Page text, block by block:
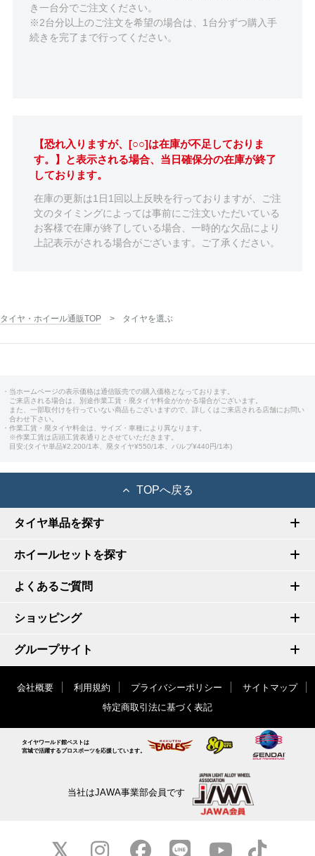
き一台分でご注文ください。
※2台分以上のご注文を希望の場合は、1台分ずつ購入手
続きを完了まで行ってください。
【恐れ入りますが、[○○]は在庫が不足しておりま
す。】と表示される場合、当日確保分の在庫が終了
しております。
在庫の更新は1日1回以上反映を行っておりますが、ご注
文のタイミングによっては事前にご注文いただいている
お客様で在庫が終了している場合、一時的な欠品により
上記表示がされる場合がございます。ご了承ください。
タイヤ・ホイール通販TOP タイヤを選ぶ
・当ホームページの表示価格は通信販売での購入価格となっております。
ご来店される場合は、別途作業工賃・廃タイヤ料金がかかる場合がございます。
また、一部取付けを行っていない商品もございますので、詳しくはご来店される店舗にお問い
合わせ下さい。
・作業工賃・廃タイヤ料金は、サイズ・車種により異なります。
※作業工賃は店頭工賃表通りとさせていただきます。
目安:(タイヤ単品¥2,200/1本、廃タイヤ¥550/1本、バルブ¥440円/1本)
TOPへ戻る
タイヤ単品を探す
ホイールセットを探す
よくあるご質問
ショッピング
グループサイト
会社概要 利用規約 プライバシーポリシー
サイトマップ
特定商取引法に基づく表記
タイヤワールド館ベストは
宮城で活躍するプロスポーツを応援しています。
当社はJAWA事業部会員です